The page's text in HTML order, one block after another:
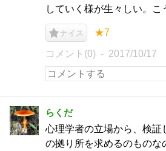
していく様が生々しい。こ
ナイス ★7
コメント(0) 2017/10/17
らくだ
心理学者の立場から、検証
の拠り所を求めるのものな